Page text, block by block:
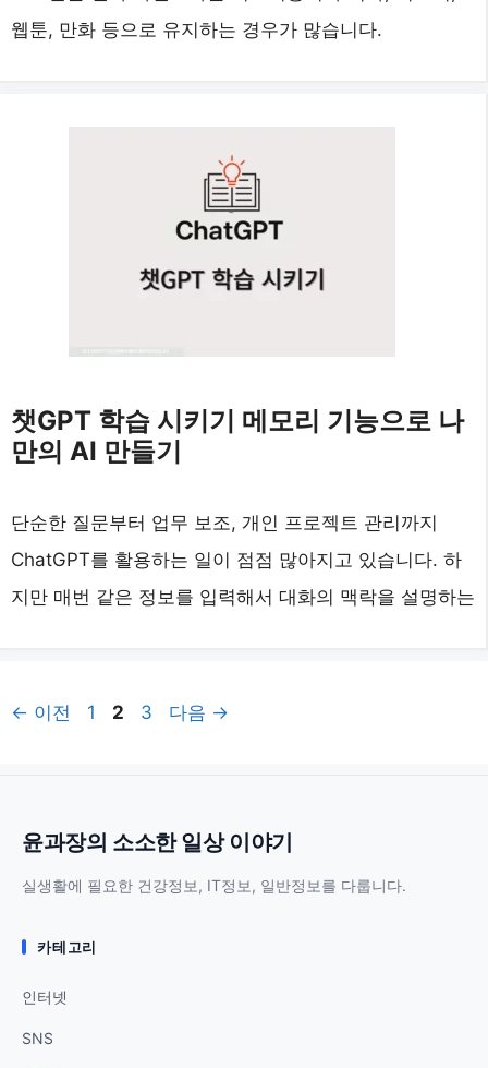
웹툰, 만화 등으로 유지하는 경우가 많습니다.
챗GPT 학습 시키기 메모리 기능으로 나
만의 AI 만들기
단순한 질문부터 업무 보조, 개인 프로젝트 관리까지
ChatGPT를 활용하는 일이 점점 많아지고 있습니다. 하
지만 매번 같은 정보를 입력해서 대화의 맥락을 설명하는
← 이전
페
1
페
2
페
3 다음 →
윤과장의 소소한 일상 이야기
실생활에 필요한 건강정보, IT정보, 일반정보를 다룹니다.
카테고리
인터넷
SNS